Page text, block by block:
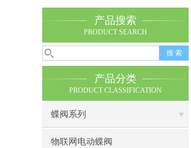
产品搜索
PRODUCT SEARCH
产品分类
PRODUCT CLASSIFICATION
蝶阀系列
物联网电动蝶阀